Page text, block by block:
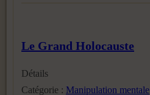
Le Grand Holocauste
Détails
Catégorie : Manipulation mentale